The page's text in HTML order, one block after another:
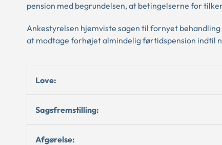
pension med begrundelsen, at betingelserne for
Ankestyrelsen hjemviste sagen til fornyet
at modtage forhøjet almindelig førtidspension indtil
Love:
Sagsfremstilling:
Afgørelse: